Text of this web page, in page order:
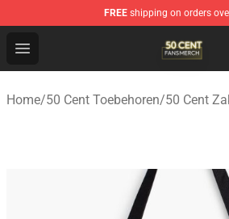
FREE shipping on orders
Open menu
50 Cent Shop - Official 50 Cent
Home/50 Cent Toebehoren/50 Cent